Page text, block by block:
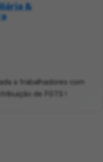
&
a trabalhadores com
de FGTS !